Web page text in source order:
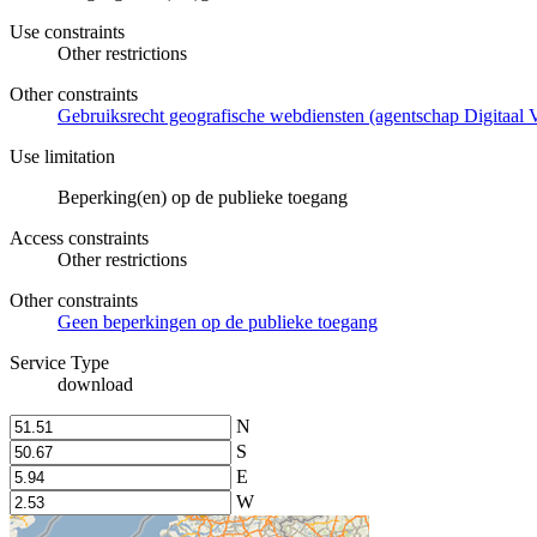
Use constraints
Other restrictions
Other constraints
Gebruiksrecht geografische webdiensten (agentschap Digitaal
Use limitation
Beperking(en) op de publieke toegang
Access constraints
Other restrictions
Other constraints
Geen beperkingen op de publieke toegang
Service Type
download
N
S
E
W